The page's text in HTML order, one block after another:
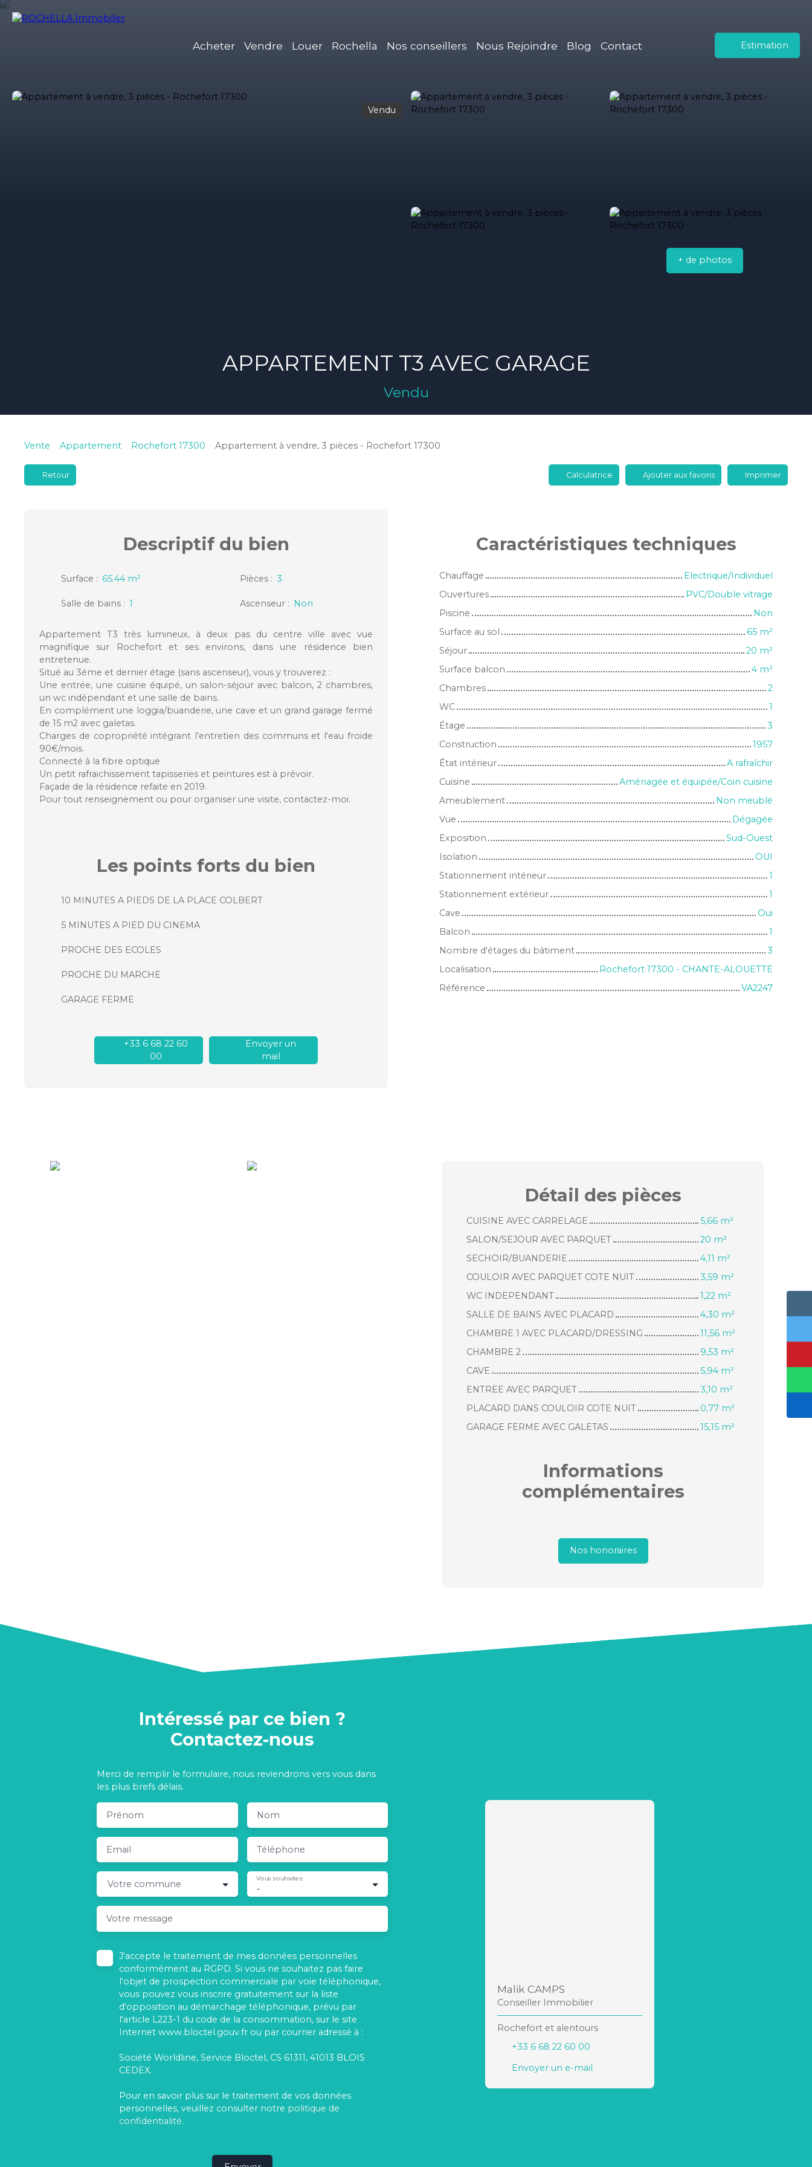
Acheter Vendre Louer Rochella Nos conseillers Nous Rejoindre Blog Contact Estimation
Vendu
+ de photos
APPARTEMENT T3 AVEC GARAGE
Vendu
Vente Appartement Rochefort 17300 Appartement à vendre, 3 pièces - Rochefort 17300
Retour Calculatrice Ajouter aux favoris Imprimer
Descriptifdu bien
Surface : 65.44 m² Pièces : 3
Salle de bains : 1 Ascenseur : Non
Appartement T3 très lumineux, à deux pas du centre ville avec vue
magnifique sur Rochefort et ses environs, dans une résidence bien
entretenue.
Situé au 3éme et dernier étage (sans ascenseur), vous y trouverez :
Une entrée, une cuisine équipé, un salon-séjour avec balcon, 2 chambres,
un wc indépendant et une salle de bains.
En complément une loggia/buanderie, une cave et un grand garage fermé
de 15 m2 avec galetas.
Charges de copropriété intégrant l'entretien des communs et l'eau froide
90€/mois.
Connecté à la fibre optique
Un petit rafraichissement tapisseries et peintures est à prévoir.
Façade de la résidence refaite en 2019.
Pour tout renseignement ou pour organiser une visite, contactez-moi.
Les points forts du bien
10 MINUTES A PIEDS DE LA PLACE COLBERT
5 MINUTES A PIED DU CINEMA
PROCHE DES ECOLES
PROCHE DU MARCHE
GARAGE FERME
+33 6 68 22 60
00
Envoyer un
mail
Caractéristiques techniques
Chauffage
Electrique/Individuel
Ouvertures
PVC/Double vitrage
Piscine
Non
Surface au sol
65 m²
Séjour
20 m²
Surface balcon
4 m²
Chambres
2
WC
1
Étage
3
Construction
1957
État intérieur
A rafraîchir
Cuisine
Aménagée et équipée/Coin cuisine
Ameublement
Non meublé
Vue
Dégagée
Exposition
Sud-Ouest
Isolation
OUI
Stationnement intérieur
1
Stationnement extérieur
1
Cave
Oui
Balcon
1
Nombre d'étages du bâtiment
3
Localisation
Rochefort 17300 - CHANTE-ALOUETTE
Référence
VA2247
Détail des pièces
CUISINE AVEC CARRELAGE
5,66 m²
SALON/SEJOUR AVEC PARQUET
20 m²
SECHOIR/BUANDERIE
4,11 m²
COULOIR AVEC PARQUET COTE NUIT
3,59 m²
WC INDEPENDANT
1,22 m²
SALLE DE BAINS AVEC PLACARD
4,30 m²
CHAMBRE 1 AVEC PLACARD/DRESSING
11,56 m²
CHAMBRE 2
9,53 m²
CAVE
5,94 m²
ENTREE AVEC PARQUET
3,10 m²
PLACARD DANS COULOIR COTE NUIT
0,77 m²
GARAGE FERME AVEC GALETAS
15,15 m²
Informations
complémentaires
Nos honoraires
Intéressé par ce bien ?
Contactez-nous
Merci de remplir le formulaire, nous reviendrons vers vous dans
les plus brefs délais.
Prénom Nom
Email Téléphone
Votre commune -
Vous souhaitez
Votre message
J'accepte le traitement de mes données personnelles
conformément au RGPD. Si vous ne souhaitez pas faire
l'objet de prospection commerciale par voie téléphonique,
vous pouvez vous inscrire gratuitement sur la liste
d'opposition au démarchage téléphonique, prévu par
l'article L223-1 du code de la consommation, sur le site
Internet www.bloctel.gouv.fr ou par courrier adressé à :
Société Worldline, Service Bloctel, CS 61311, 41013 BLOIS
CEDEX.
Pour en savoir plus sur le traitement de vos données
personnelles, veuillez consulter notre politique de
confidentialité.
Malik CAMPS
Conseiller Immobilier
Rochefort et alentours
+33 6 68 22 60 00
Envoyer un e-mail